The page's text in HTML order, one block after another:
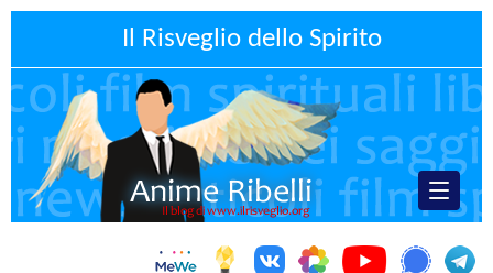
Il Risveglio dello Spirito